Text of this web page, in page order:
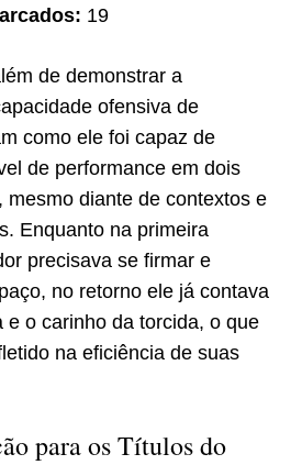
19
de demonstrar a
ofensiva de
como ele foi capaz de
de performance em dois
mesmo diante de contextos e
Enquanto na primeira
precisava se firmar e
no retorno ele já contava
e o carinho da torcida, o que
na eficiência de suas
para os Títulos do